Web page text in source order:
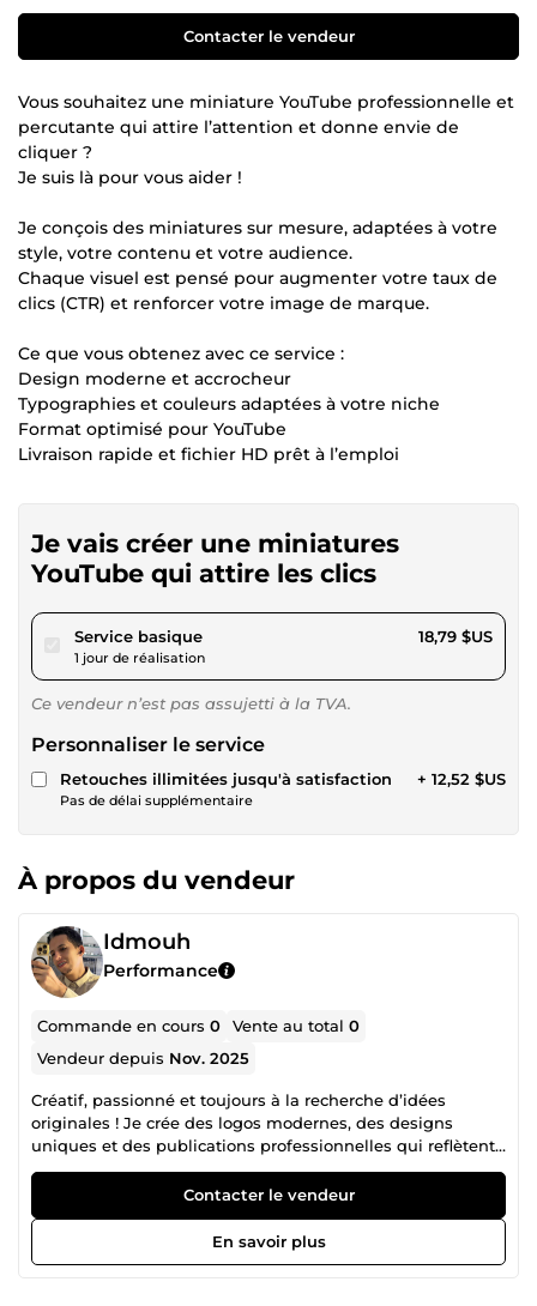
Contacter le vendeur
Vous souhaitez une miniature YouTube professionnelle et
percutante qui attire l’attention et donne envie de
cliquer ?
Je suis là pour vous aider !
Je conçois des miniatures sur mesure, adaptées à votre
style, votre contenu et votre audience.
Chaque visuel est pensé pour augmenter votre taux de
clics (CTR) et renforcer votre image de marque.
Ce que vous obtenez avec ce service :
Design moderne et accrocheur
Typographies et couleurs adaptées à votre niche
Format optimisé pour YouTube
Livraison rapide et fichier HD prêt à l’emploi
Je vais créer une miniatures
YouTube qui attire les clics
Service basiquepour 17,32 $US
1 jour de réalisation
18,79 $US
Ce vendeur n’est pas assujetti à la TVA.
Personnaliser le service
Retouches illimitées jusqu'à satisfaction
Pas de délai supplémentaire
+ 12,52 $US
À propos du vendeur
Idmouh
Performance
Commande en cours0 Vente au total0
Vendeur depuis Nov. 2025
Créatif, passionné et toujours à la recherche d’idées
originales ! Je crée des logos modernes, des designs
uniques et des publications professionnelles qui reflètent
parfaitement votre image. Je m’occupe aussi de la gestion
de vos réseaux sociaux pour booster votre visibilité et
attirer plus de clients. Chaque projet est fait avec soin,
créativité et amour du détail.
Contacter le vendeur
En savoir plus